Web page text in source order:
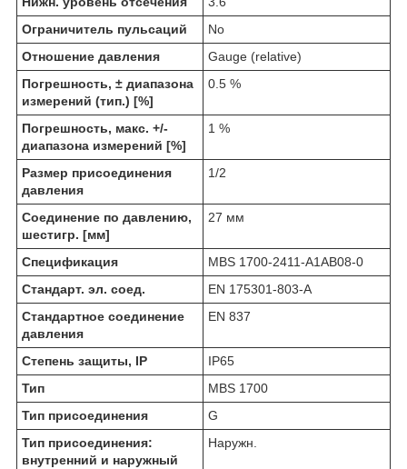
Ограничитель пульсаций
No
Отношение давления
Gauge (relative)
Погрешность, ± диапазона
измерений (тип.) [%]
0.5 %
Погрешность, макс. +/-
диапазона измерений [%]
1 %
Размер присоединения
давления
1/2
Соединение по давлению,
шестигр. [мм]
27 мм
Спецификация
MBS 1700-2411-A1AB08-0
Стандарт. эл. соед.
EN 175301-803-A
Стандартное соединение
давления
EN 837
Степень защиты, IP
IP65
Тип
MBS 1700
Тип присоединения
G
Тип присоединения:
внутренний и наружный
Наружн.